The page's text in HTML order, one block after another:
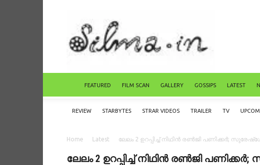
FEATURED FILM SCAN GALLERY GOSSIPS LATEST
REVIEW STARBYTES STRAR VIDEOS TRAILER TV
Home Latest ലേലം 2 ഉറപ്പിച്ച് നിഥിന്‍ രണ്‍ജി പണിക്കര്‍;
ലേലം 2 ഉറപ്പിച്ച് നിഥിന്‍ രണ്‍ജി